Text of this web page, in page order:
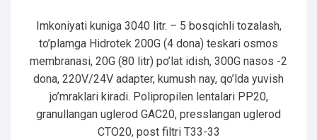
Imkoniyati kuniga 3040 litr. – 5 bosqichli tozalash,
to’plamga Hidrotek 200G (4 dona) teskari osmos
membranasi, 20G (80 litr) po’lat idish, 300G nasos -2
dona, 220V/24V adapter, kumush nay, qo’lda yuvish
jo’mraklari kiradi. Polipropilen lentalari PP20,
granullangan uglerod GAC20, presslangan uglerod
CTO20, post filtri T33-33